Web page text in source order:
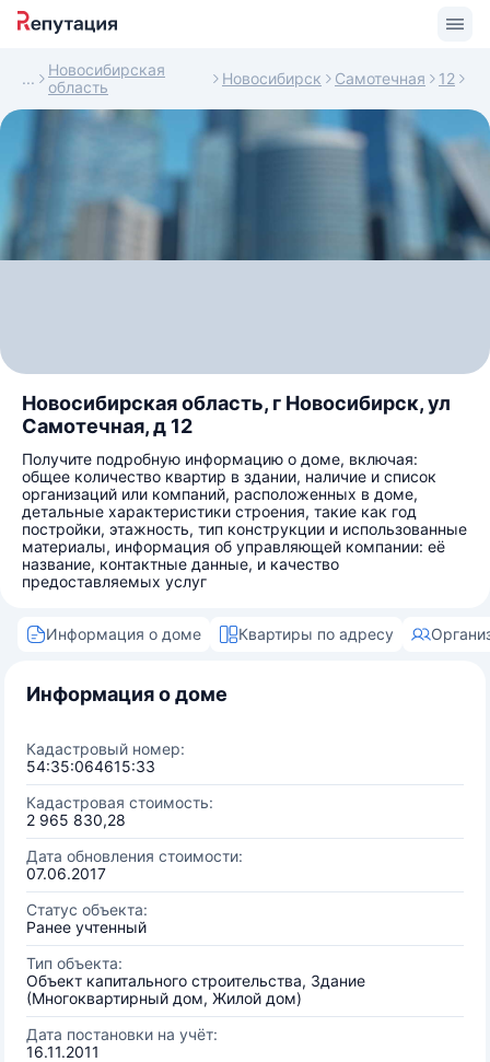
Новосибирская
область
Новосибирск Самотечная 12
Новосибирская область, г Новосибирск, ул
Самотечная, д 12
Получите подробную информацию о доме, включая:
общее количество квартир в здании, наличие и список
организаций или компаний, расположенных в доме,
детальные характеристики строения, такие как год
постройки, этажность, тип конструкции и использованные
материалы, информация об управляющей компании: её
название, контактные данные, и качество
предоставляемых услуг
Информация о доме Квартиры по адресу
Информация о доме
Кадастровый номер:
54:35:064615:33
Кадастровая стоимость:
2 965 830,28
Дата обновления стоимости:
07.06.2017
Статус объекта:
Ранее учтенный
Тип объекта:
Объект капитального строительства, Здание
(Многоквартирный дом, Жилой дом)
Дата постановки на учёт:
16.11.2011